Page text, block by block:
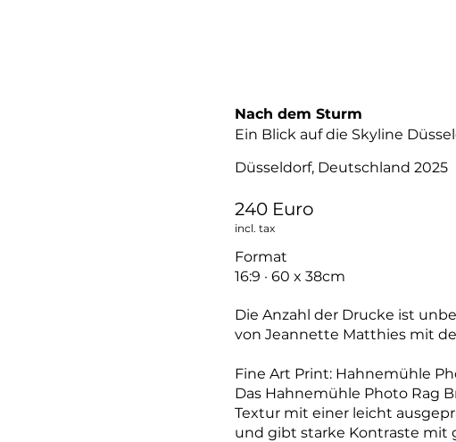
Nach dem Sturm
Ein Blick auf die Skyline
Düsseldorf, Deutschland 2025
240 Euro
incl. tax
Format
16:9 · 60 x 38cm
Die Anzahl der Drucke ist
von Jeannette Matthies mit
Fine Art Print: Hahnemühle
Das Hahnemühle Photo Rag
Textur mit einer leicht
und gibt starke Kontraste mit